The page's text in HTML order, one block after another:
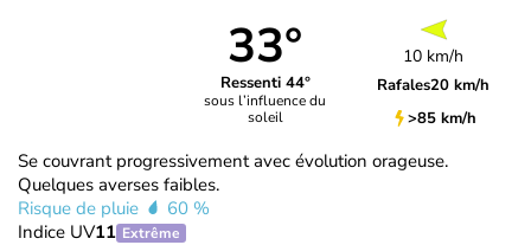
33°
Ressenti 44°
sous l’influence du
soleil
10 km/h
Rafales20 km/h
>85 km/h
Se couvrant progressivement avec évolution orageuse.
Quelques averses faibles.
Risque de pluie
60 %
Indice UV11 Extrême